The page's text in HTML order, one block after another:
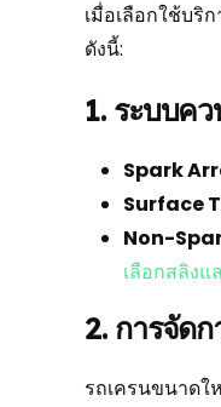
เมื่อเลือกใช้บริก
ดังนี้:
1. ระบบค
Spark
Surface
Non-
เลือกสลิงแ
2. การจัด
รถเครนขนาดใ